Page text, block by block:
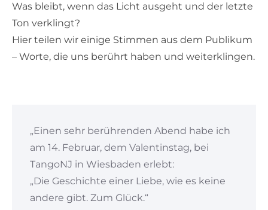
Was bleibt, wenn das Licht ausgeht und der letzte
Ton verklingt?
Hier teilen wir einige Stimmen aus dem Publikum
– Worte, die uns berührt haben und weiterklingen.
„Einen sehr berührenden Abend habe ich
am 14. Februar, dem Valentinstag, bei
TangoNJ in Wiesbaden erlebt:
„Die Geschichte einer Liebe, wie es keine
andere gibt. Zum Glück.“